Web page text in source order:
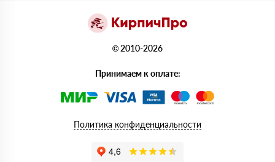
© 2010-2026
Принимаем к оплате:
Политика конфиденциальности